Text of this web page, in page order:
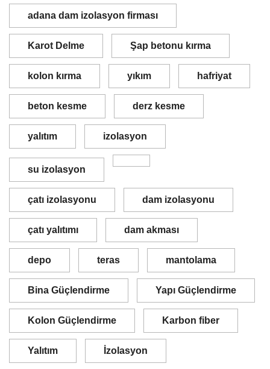
adana dam izolasyon firması
Karot Delme Şap betonu kırma
kolon kırma yıkım hafriyat
beton kesme derz kesme
yalıtım izolasyon
su izolasyon
çatı izolasyonu dam izolasyonu
çatı yalıtımı dam akması
depo teras mantolama
Bina Güçlendirme Yapı Güçlendirme
Kolon Güçlendirme Karbon fiber
Yalıtım İzolasyon